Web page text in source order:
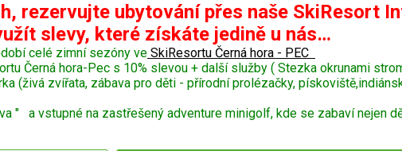
rezervujte ubytování přes naše SkiResort
slevy, které získáte jedině u nás…
celé zimní sezóny ve SkiResortu Černá hora - PEC
Černá hora-Pec s 10% slevou + další služby ( Stezka okrunami
(živá zvířata, zábava pro děti - přírodní prolézačky,
" a vstupné na zastřešený adventure minigolf, kde se zabaví nejen